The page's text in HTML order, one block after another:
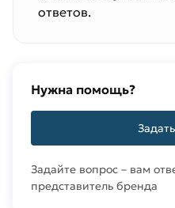
ответов.
Нужна помощь?
Задайте вопрос – вам
представитель бренда